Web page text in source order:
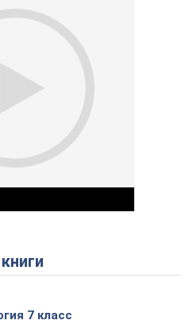
Play Video
7 класс